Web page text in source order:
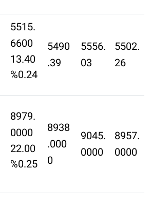
5515.
6600
13.40
%0.24
5490
.39
5556.
03
5502.
26
8979.
0000
22.00
%0.25
8938
.000
0
9045.
0000
8957.
0000